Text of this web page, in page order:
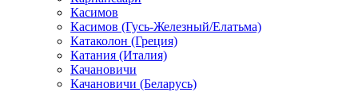
Касимов
Касимов (Гусь-Железный/Елатьма)
Катаколон (Греция)
Катания (Италия)
Качановичи
Качановичи (Беларусь)